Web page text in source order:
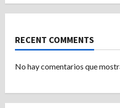
RECENT COMMENTS
No hay comentarios que